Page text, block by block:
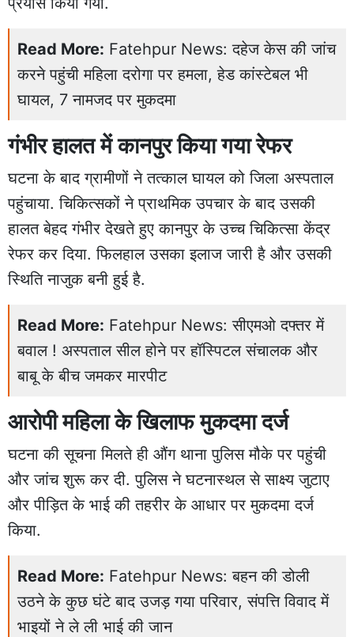
Read More: Fatehpur News: दहेज केस की जांच
करने पहुंची महिला दरोगा पर हमला, हेड कांस्टेबल भी
घायल, 7 नामजद पर मुकदमा
गंभीर हालत में कानपुर किया गया रेफर
घटना के बाद ग्रामीणों ने तत्काल घायल को जिला अस्पताल
पहुंचाया. चिकित्सकों ने प्राथमिक उपचार के बाद उसकी
हालत बेहद गंभीर देखते हुए कानपुर के उच्च चिकित्सा केंद्र
रेफर कर दिया. फिलहाल उसका इलाज जारी है और उसकी
स्थिति नाजुक बनी हुई है.
Read More: Fatehpur News: सीएमओ दफ्तर में
बवाल ! अस्पताल सील होने पर हॉस्पिटल संचालक और
बाबू के बीच जमकर मारपीट
आरोपी महिला के खिलाफ मुकदमा दर्ज
घटना की सूचना मिलते ही औंग थाना पुलिस मौके पर पहुंची
और जांच शुरू कर दी. पुलिस ने घटनास्थल से साक्ष्य जुटाए
और पीड़ित के भाई की तहरीर के आधार पर मुकदमा दर्ज
किया.
Read More: Fatehpur News: बहन की डोली
उठने के कुछ घंटे बाद उजड़ गया परिवार, संपत्ति विवाद में
भाइयों ने ले ली भाई की जान